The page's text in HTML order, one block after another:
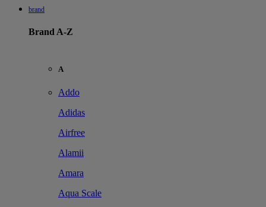
brand
Brand A-Z
A
Addo
Adidas
Airfree
Alamii
Amara
Aqua Scale